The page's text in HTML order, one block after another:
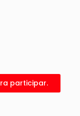
participar.